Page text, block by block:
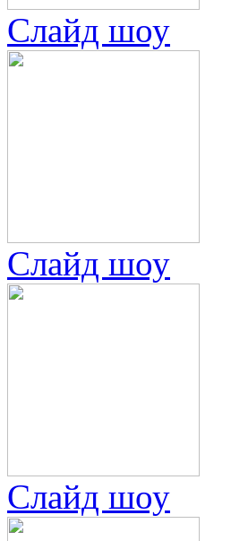
Слайд шоу
Слайд шоу
Слайд шоу